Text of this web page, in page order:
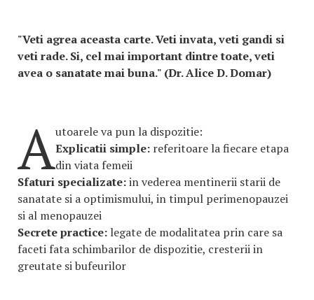
"Veti agrea aceasta carte. Veti invata, veti gandi si
veti rade. Si, cel mai important dintre toate, veti
avea o sanatate mai buna." (Dr. Alice D. Domar)
Autoarele va pun la dispozitie:
Explicatii simple: referitoare la fiecare etapa
din viata femeii
Sfaturi specializate:in vederea mentinerii starii de
sanatate si a optimismului, in timpul perimenopauzei
si al menopauzei
Secrete practice: legate de modalitatea prin care sa
faceti fata schimbarilor de dispozitie, cresterii in
greutate si bufeurilor